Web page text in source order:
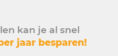
kan je al snel
jaar besparen!